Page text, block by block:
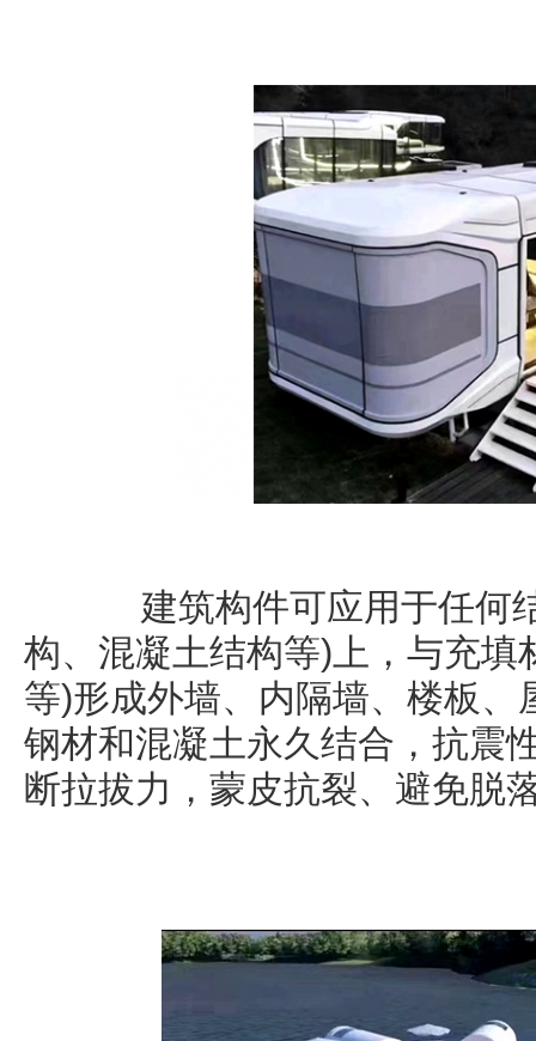
建筑构件可应用于任何
构、混凝土结构等)上，与充填
等)形成外墙、内隔墙、楼板
钢材和混凝土永久结合，抗震
断拉拔力，蒙皮抗裂、避免脱